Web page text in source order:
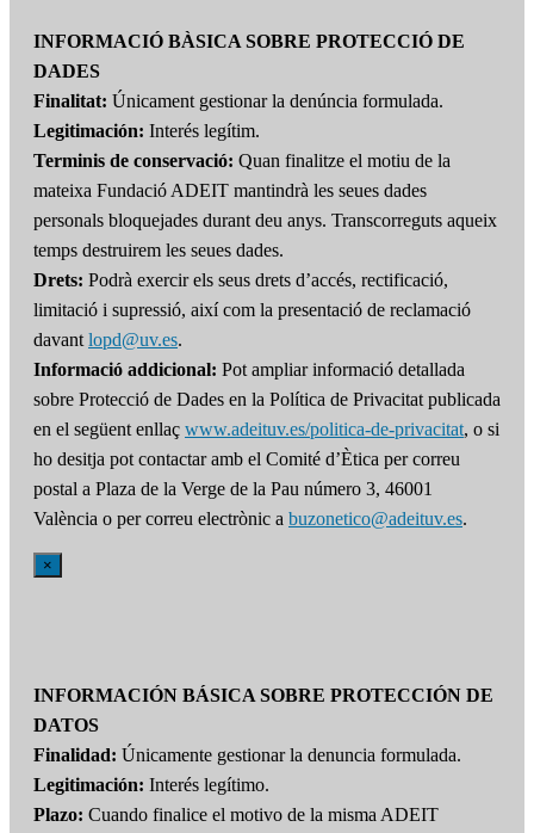
INFORMACIÓ BÀSICA SOBRE PROTECCIÓ DE
DADES
Finalitat: Únicament gestionar la denúncia formulada.
Legitimación: Interés legítim.
Terminis de conservació: Quan finalitze el motiu de la
mateixa Fundació ADEIT mantindrà les seues dades
personals bloquejades durant deu anys. Transcorreguts aqueix
temps destruirem les seues dades.
Drets: Podrà exercir els seus drets d’accés, rectificació,
limitació i supressió, així com la presentació de reclamació
davant lopd@uv.es.
Informació addicional: Pot ampliar informació detallada
sobre Protecció de Dades en la Política de Privacitat publicada
en el següent enllaç www.adeituv.es/politica-de-privacitat, o si
ho desitja pot contactar amb el Comité d’Ètica per correu
postal a Plaza de la Verge de la Pau número 3, 46001
València o per correu electrònic a buzonetico@adeituv.es.
×
INFORMACIÓN BÁSICA SOBRE PROTECCIÓN DE
DATOS
Finalidad: Únicamente gestionar la denuncia formulada.
Legitimación: Interés legítimo.
Plazo: Cuando finalice el motivo de la misma ADEIT